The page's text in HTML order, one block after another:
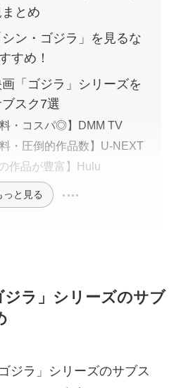
とめ
シン・ゴジラ」を見るな
すめ！
画「ゴジラ」シリーズを
スク7選
料・コスパ◎】DMM TV
料・圧倒的作品数】U-NEXT
作品が豊富】Hulu
っと見る
ジラ」シリーズのサブ
ジラ」シリーズのサブス